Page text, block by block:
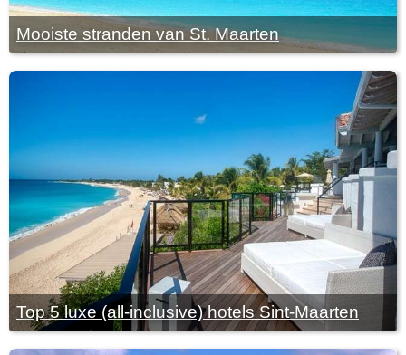
Mooiste stranden van St. Maarten
Top 5 luxe (all-inclusive) hotels Sint-Maarten